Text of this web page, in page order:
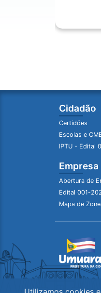
Cidadão
Certidões
Escolas e
IPTU - Edital
Empresa
Abertura de
Edital 001-
Mapa de